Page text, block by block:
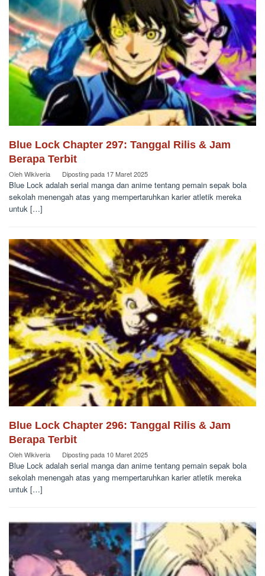
Blue Lock Chapter 297: Tanggal Rilis & Jam
Berapa Terbit
OlehWikiveria Diposting pada 17 Maret 2025
Blue Lock adalah serial manga dan anime tentang pemain sepak bola
sekolah menengah atas yang mempertaruhkan karier atletik mereka
untuk […]
Blue Lock Chapter 296: Tanggal Rilis & Jam
Berapa Terbit
OlehWikiveria Diposting pada 10 Maret 2025
Blue Lock adalah serial manga dan anime tentang pemain sepak bola
sekolah menengah atas yang mempertaruhkan karier atletik mereka
untuk […]